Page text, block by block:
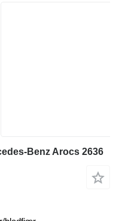
Benz Arocs 2636